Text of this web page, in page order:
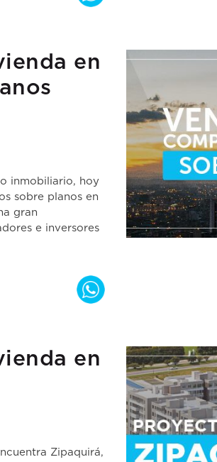
en
inmobiliario, hoy
sobre planos en
gran
e inversores
en
Zipaquirá,